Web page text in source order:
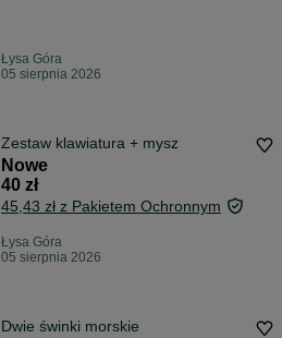
Łysa Góra
05 sierpnia 2026
Zestaw klawiatura + mysz
Nowe
40 zł
45,43 zł z Pakietem Ochronnym
Łysa Góra
05 sierpnia 2026
Dwie świnki morskie